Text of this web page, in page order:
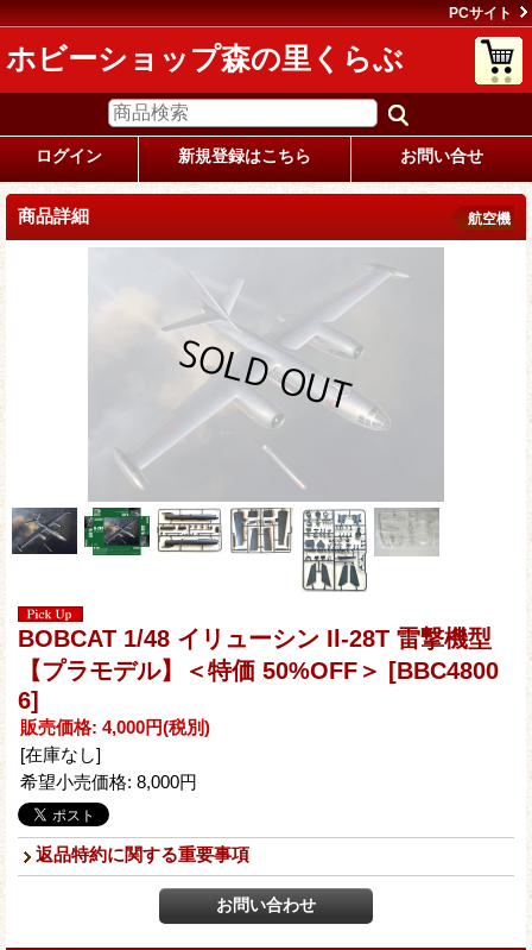
PCサイト
ホビーショップ森の里くらぶ
ログイン 新規登録はこちら お問い合せ
商品詳細 航空機
BOBCAT 1/48 イリューシン Il-28T 雷撃機型
【プラモデル】＜特価 50%OFF＞ [BBC4800
6]
販売価格: 4,000円(税別)
[在庫なし]
希望小売価格: 8,000円
返品特約に関する重要事項